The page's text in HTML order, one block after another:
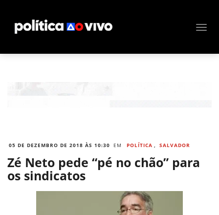
05 DE DEZEMBRO DE 2018 ÀS 10:30 EM POLÍTICA , SALVADOR
Zé Neto pede “pé no chão” para
os sindicatos